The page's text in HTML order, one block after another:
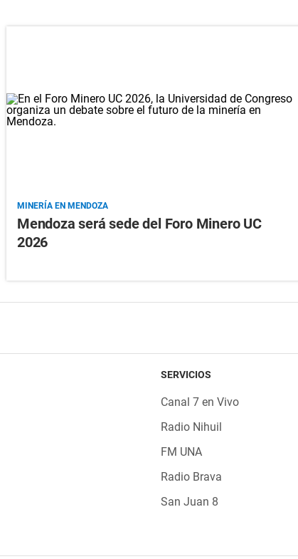
MINERÍA EN MENDOZA
Mendoza será sede del Foro Minero UC
2026
SERVICIOS
Canal 7 en Vivo
Radio Nihuil
FM UNA
Radio Brava
San Juan 8